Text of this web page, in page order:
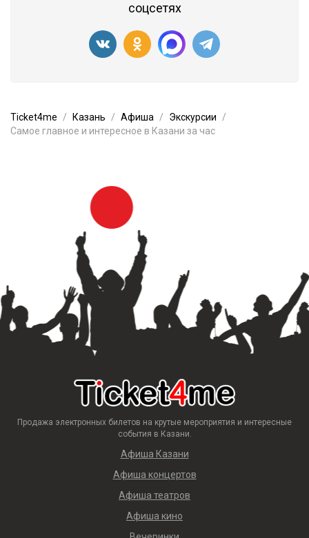
соцсетях
Ticket4me Казань Афиша
Экскурсии
Самое главное и интересное в Казани за час
Продажа электронных билетов на крутые мероприятия и интересные
события в Казани.
Афиша Казани
Афиша концертов
Афиша театров
Афиша кино